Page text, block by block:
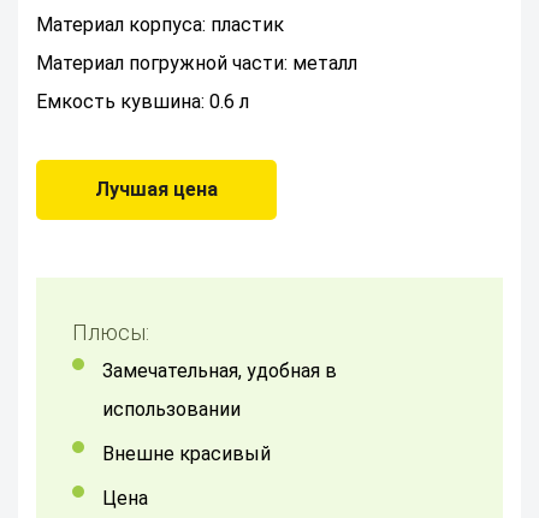
Материал корпуса: пластик
Материал погружной части: металл
Емкость кувшина: 0.6 л
Лучшая цена
Плюсы:
замечательная, удобная в
использовании
внешне красивый
Цена